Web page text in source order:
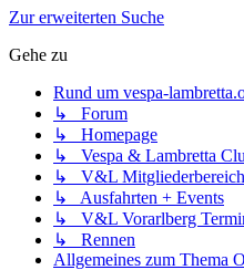
Zur erweiterten Suche
Gehe zu
Rund um vespa-
↳ Forum
↳ Homepage
↳ Vespa & Lambretta
↳ V&L Mitgliederbereich
↳ Ausfahrten + Events
↳ V&L Vorarlberg
↳ Rennen
Allgemeines zum Thema